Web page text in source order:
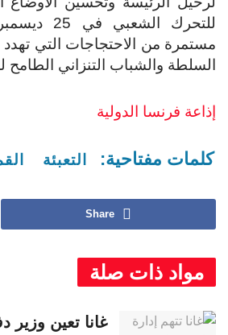
للتحرك
مستمرة من الاحتجاجات التي
السلطة والشباب التنزاني الطامح
إذاعة فرنسا الدولية
كلمات مفتاحية: التعبئة
Share
مواد ذات صلة
غانا تعين وزير